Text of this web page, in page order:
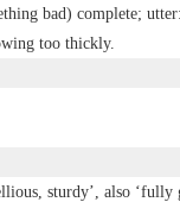
bad) complete; utter:
too thickly.
sturdy’, also ‘fully